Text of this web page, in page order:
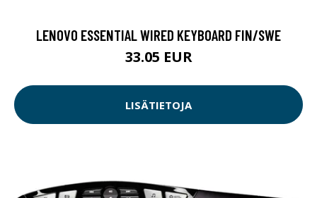
LENOVO ESSENTIAL WIRED KEYBOARD FIN/SWE
33.05 EUR
LISÄTIETOJA